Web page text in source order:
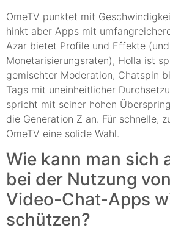
OmeTV punktet mit
hinkt aber Apps mit
Azar bietet Profile und Effekte
Monetarisierungsraten), Holla ist
gemischter Moderation, Chatspin
Tags mit uneinheitlicher
spricht mit seiner hohen
die Generation Z an. Für schnelle,
OmeTV eine solide Wahl.
Wie kann man sich
bei der Nutzung
Video-Chat-Apps
schützen?